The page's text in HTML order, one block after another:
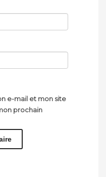
e-mail et mon site
prochain